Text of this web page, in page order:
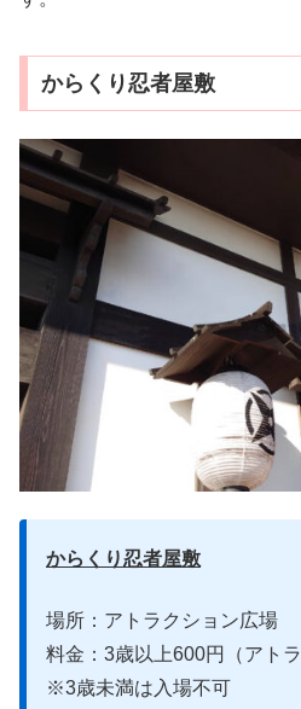
からくり忍者屋敷
からくり忍者屋敷
場所：アトラクション広場
料金：3歳以上600円（アト
※3歳未満は入場不可